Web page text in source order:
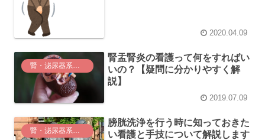
2020.04.09
腎・泌尿器系に関する看護
腎盂腎炎の看護って何をすればい
いの？【疑問に分かりやすく解
説】
2019.07.09
腎・泌尿器系に関する看護
膀胱洗浄を行う時に知っておきた
い看護と手技について解説します